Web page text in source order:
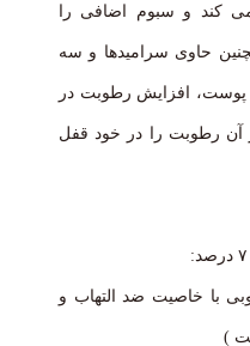
کند و سبوم اضافی را
حاوی سرامیدها و سه
پوست، افزایش رطوبت در
آن رطوبت را در خود قفل
با خاصیت ضد التهاب و
)